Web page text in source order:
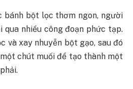
bánh bột lọc thơm ngon, người
qua nhiều công đoạn phức tạp.
và xay nhuyễn bột gạo, sau đó
chút muối để tạo thành một